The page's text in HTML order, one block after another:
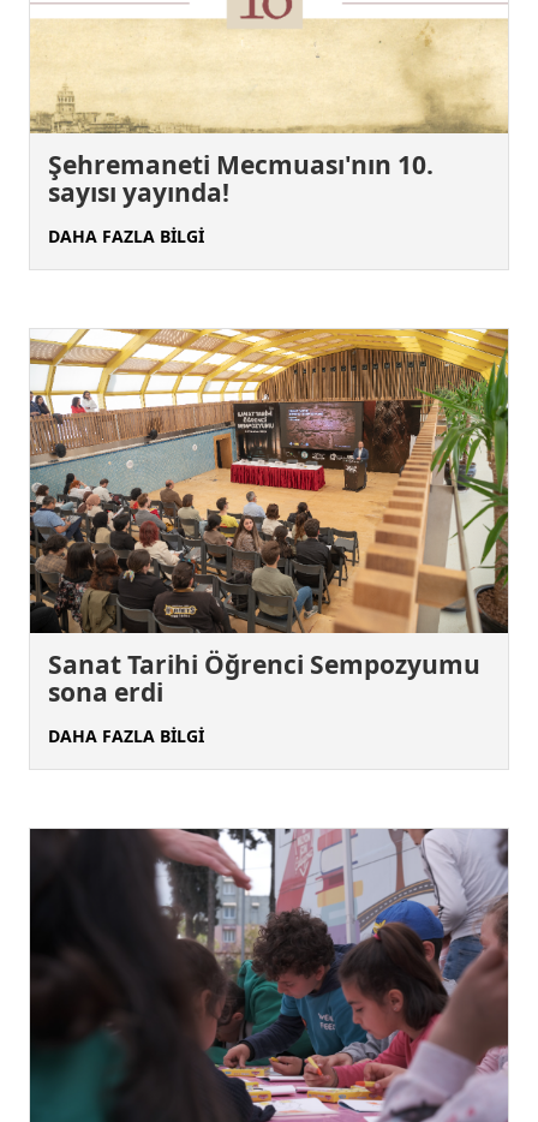
Şehremaneti Mecmuası'nın 10.
sayısı yayında!
DAHA FAZLA BİLGİ
Sanat Tarihi Öğrenci Sempozyumu
sona erdi
DAHA FAZLA BİLGİ